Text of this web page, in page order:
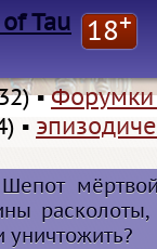
Tau 18+
▪
▪
Шепот
уничтожить?